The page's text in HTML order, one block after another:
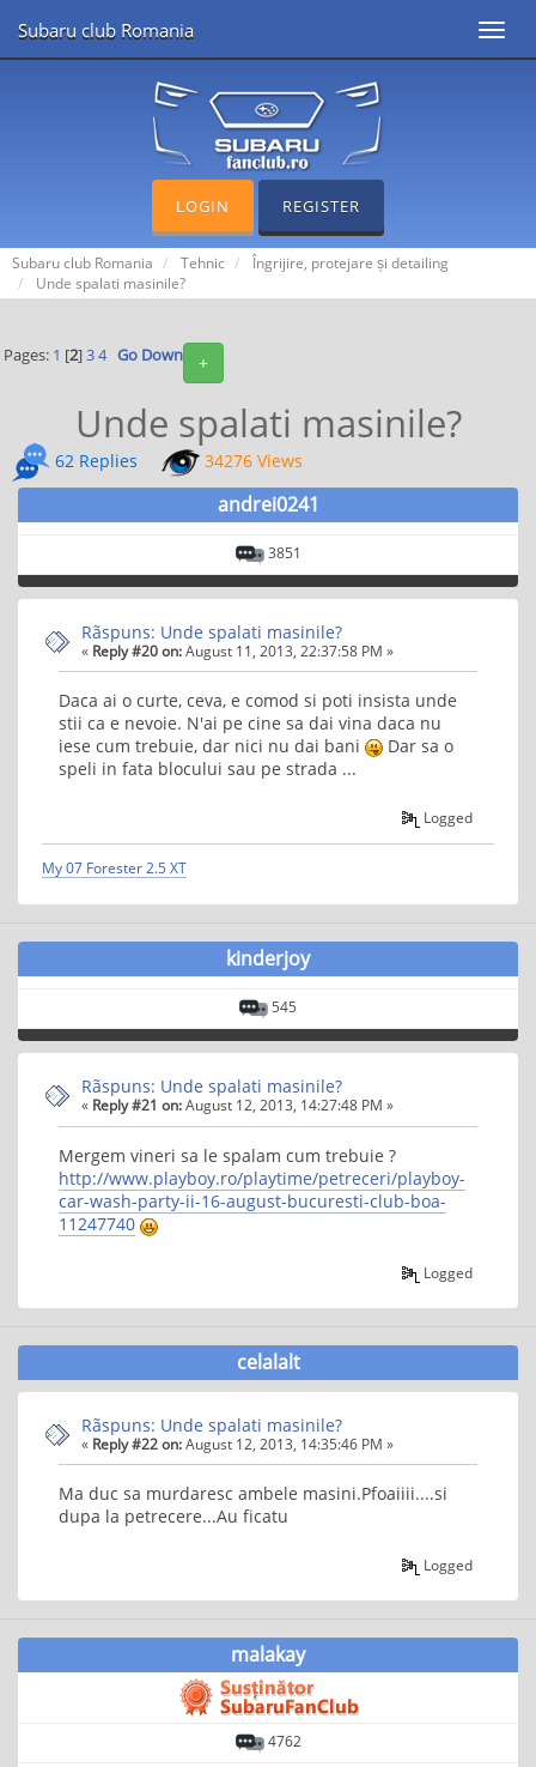
Subaru club Romania
LOGIN REGISTER
Subaru club Romania Tehnic
Îngrijire, protejare și detailing
Unde spalati masinile?
+
Pages: 1 [2]3 4 Go Down
Unde spalati masinile?
62 Replies 34276 Views
andrei0241
3851
Rãspuns: Unde spalati masinile?
« Reply #20 on:August 11, 2013, 22:37:58 PM »
Daca ai o curte, ceva, e comod si poti insista unde
stii ca e nevoie. N'ai pe cine sa dai vina daca nu
iese cum trebuie, dar nici nu dai bani
Dar sa o
speli in fata blocului sau pe strada ...
Logged
My 07 Forester 2.5 XT
kinderjoy
545
Rãspuns: Unde spalati masinile?
« Reply #21 on:August 12, 2013, 14:27:48 PM »
Mergem vineri sa le spalam cum trebuie ?
http://www.playboy.ro/playtime/petreceri/playboy-
car-wash-party-ii-16-august-bucuresti-club-boa-
11247740
Logged
celalalt
Rãspuns: Unde spalati masinile?
« Reply #22 on:August 12, 2013, 14:35:46 PM »
Ma duc sa murdaresc ambele masini.Pfoaiiii....si
dupa la petrecere...Au ficatu
Logged
malakay
4762